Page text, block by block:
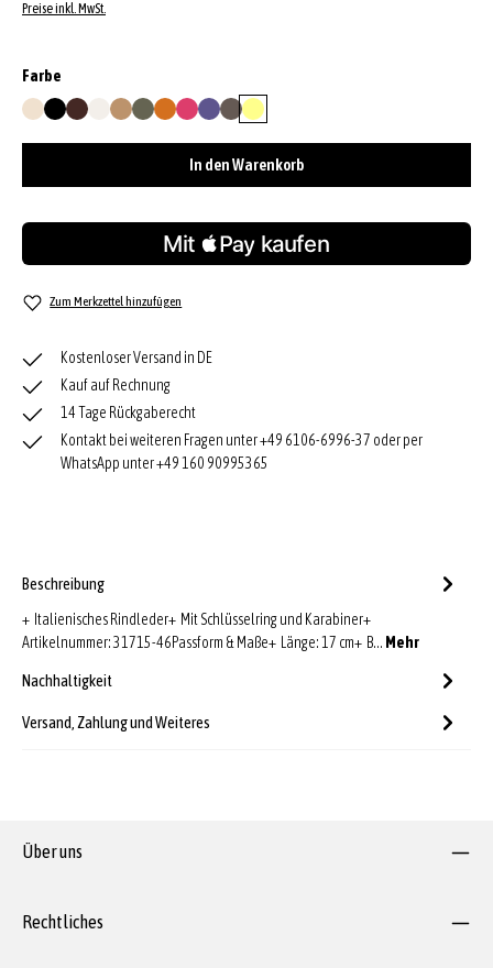
Preise inkl. MwSt.
Farbe
beigeblack/nickel
bordeaux
ivorynatural
oliv orange
pinkpurpletornado grey
yellow
In den Warenkorb
Zum Merkzettel hinzufügen
Kostenloser Versand in DE
Kauf auf Rechnung
14 Tage Rückgaberecht
Kontakt bei weiteren Fragen unter +49 6106-6996-37 oder per
WhatsApp unter +49 160 90995365
Beschreibung
+ Italienisches Rindleder+ Mit Schlüsselring und Karabiner+
Artikelnummer: 31715-46Passform & Maße+ Länge: 17 cm+ B… Mehr
Nachhaltigkeit
Versand, Zahlung und Weiteres
Über uns
Rechtliches